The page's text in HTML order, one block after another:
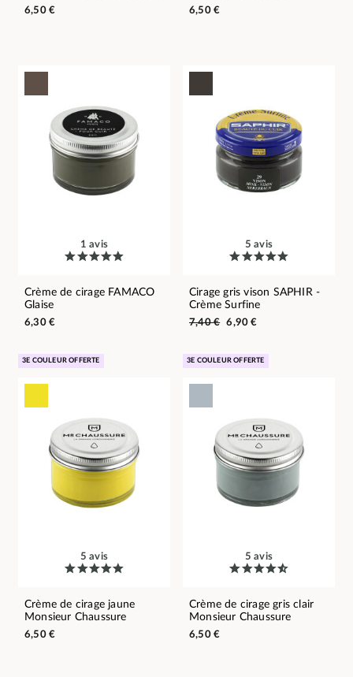
6,50 €
6,50 €
1 avis
Crème de cirage FAMACO
Glaise
6,30 €
5 avis
Cirage gris vison SAPHIR -
Crème Surfine
7,40 € 6,90 €
3E COULEUR OFFERTE
5 avis
Crème de cirage jaune
Monsieur Chaussure
6,50 €
3E COULEUR OFFERTE
5 avis
Crème de cirage gris clair
Monsieur Chaussure
6,50 €